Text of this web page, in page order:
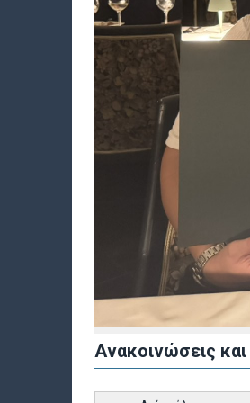
Ανακοινώσεις